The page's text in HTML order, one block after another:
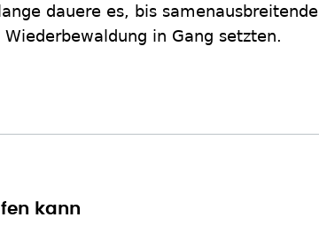
dauere es, bis samenausbreitende
in Gang setzten.
kann